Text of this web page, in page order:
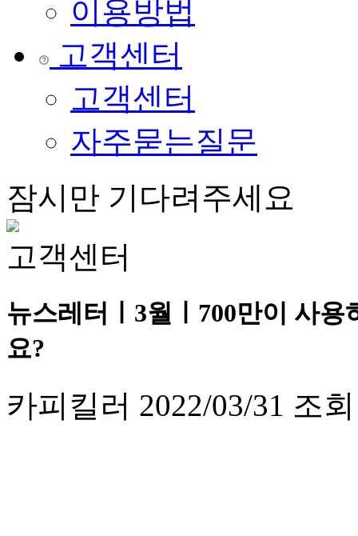
이용방법
고객센터
고객센터
자주묻는질문
잠시만 기다려주세요
고객센터
뉴스레터ㅣ3월ㅣ700만이 사
요?
카피킬러 2022/03/31 조